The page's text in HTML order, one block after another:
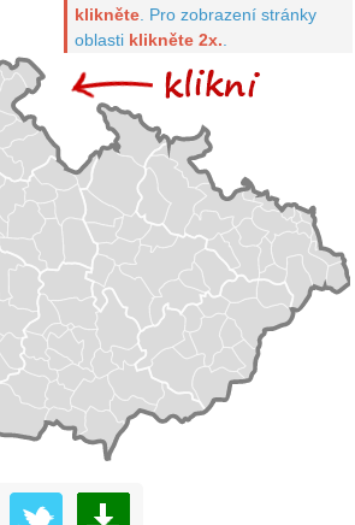
klikněte. Pro zobrazení stránky
oblasti klikněte 2x.